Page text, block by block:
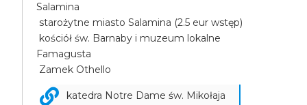
Salamina
starożytne miasto Salamina (2.5 eur wstęp)
kościół św. Barnaby i muzeum lokalne
Famagusta
Zamek Othello
katedra Notre Dame św. Mikołaja